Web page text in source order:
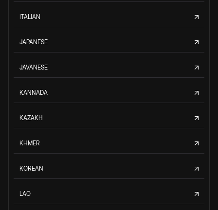
ITALIAN
JAPANESE
JAVANESE
KANNADA
KAZAKH
KHMER
KOREAN
LAO